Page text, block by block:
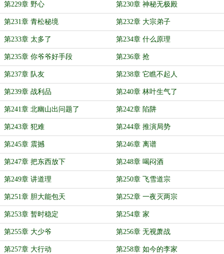
第229章 野心 第230章 神秘无极殿
第231章 青松秘境 第232章 大宗弟子
第233章 太多了 第234章 什么原理
第235章 你爷爷好手段 第236章 抢
第237章 队友 第238章 它瞧不起人
第239章 战利品 第240章 林叶生气了
第241章 北幽山出问题了 第242章 陷阱
第243章 犯难 第244章 推演局势
第245章 震撼 第246章 离谱
第247章 把东西放下 第248章 喝闷酒
第249章 讲道理 第250章 飞雪道宗
第251章 胆大能包天 第252章 一夜灭两宗
第253章 暂时稳定 第254章 家
第255章 大少爷 第256章 无视萧战
第257章 大行动 第258章 如今的李家